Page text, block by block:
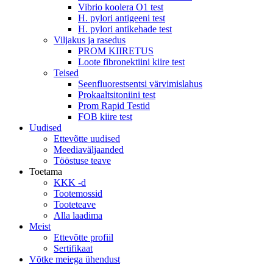
Vibrio koolera O1 test
H. pylori antigeeni test
H. pylori antikehade test
Viljakus ja rasedus
PROM KIIRETUS
Loote fibronektiini kiire test
Teised
Seenfluorestsentsi värvimislahus
Prokaaltsitoniini test
Prom Rapid Testid
FOB kiire test
Uudised
Ettevõtte uudised
Meediaväljaanded
Tööstuse teave
Toetama
KKK -d
Tootemossid
Tooteteave
Alla laadima
Meist
Ettevõtte profiil
Sertifikaat
Võtke meiega ühendust